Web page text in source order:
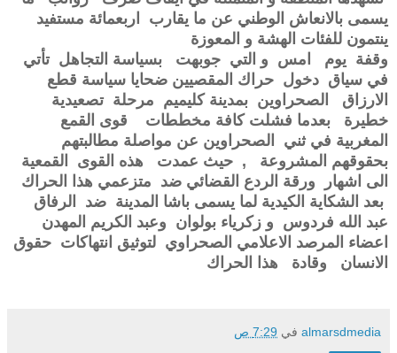
يسمى بالانعاش الوطني عن ما يقارب اربعمائة مستفيد
ينتمون للفئات الهشة و المعوزة
وقفة يوم امس و التي جوبهت بسياسة التجاهل تأتي
في سياق دخول حراك المقصيين ضحايا سياسة قطع
الارزاق الصحراوين بمدينة كليميم مرحلة تصعيدية
خطيرة بعدما فشلت كافة مخططات قوى القمع
المغربية في ثني الصحراوين عن مواصلة مطالبتهم
بحقوقهم المشروعة , حيث عمدت هذه القوى القمعية
الى اشهار ورقة الردع القضائي ضد متزعمي هذا الحراك
بعد الشكاية الكيدية لما يسمى باشا المدينة ضد الرفاق
عبد الله فردوس و زكرياء بولوان وعبد الكريم المهدن
اعضاء المرصد الاعلامي الصحراوي لتوثيق انتهاكات حقوق
الانسان وقادة هذا الحراك
almarsdmedia في 7:29 ص